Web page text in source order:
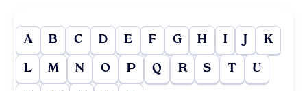
A B C D E F G H I J K
L M N O P Q R S T U